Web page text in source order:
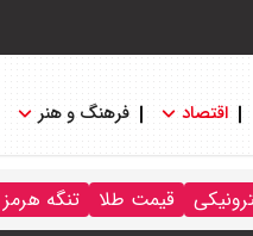
اقتصاد فرهنگ و هنر
قیمت طلا تنگه هرمز